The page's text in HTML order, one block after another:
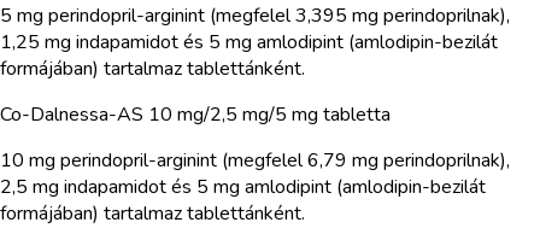
5 mg perindopril-arginint (megfelel 3,395 mg perindoprilnak),
1,25 mg indapamidot és 5 mg amlodipint (amlodipin-bezilát
formájában) tartalmaz tablettánként.
Co-Dalnessa-AS 10 mg/2,5 mg/5 mg tabletta
10 mg perindopril-arginint (megfelel 6,79 mg perindoprilnak),
2,5 mg indapamidot és 5 mg amlodipint (amlodipin-bezilát
formájában) tartalmaz tablettánként.